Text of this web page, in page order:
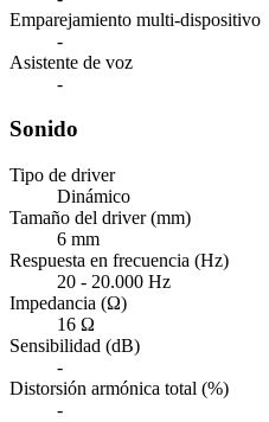
Emparejamiento multi-dispositivo
-
Asistente de voz
-
Sonido
Tipo de driver
Dinámico
Tamaño del driver (mm)
6 mm
Respuesta en frecuencia (Hz)
20 - 20.000 Hz
Impedancia (Ω)
16 Ω
Sensibilidad (dB)
-
Distorsión armónica total (%)
-